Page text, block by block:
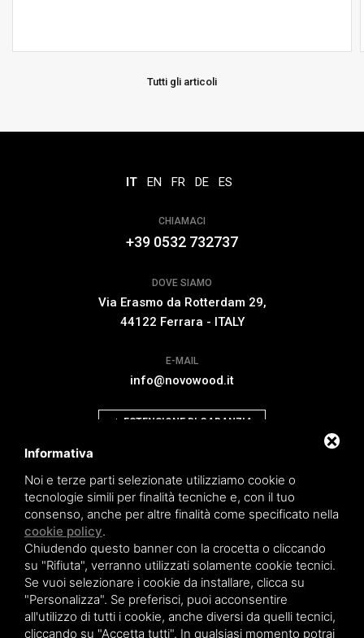
Tutti gli articoli
IT EN FR DE ES
CHIAMACI
+39 0532 732737
DOVE SIAMO
Via Erasmo da Rotterdam 29,
44122 Ferrara - ITALY
E-MAIL
info@novowood.it
ESTENSIONE DI GARANZIA
Novowood by Iperwood srl - Società Benefit a socio unico p.iva.
Condizioni generali di Vendita| Privacy policy|Sitemap
Informativa
Noi e terze parti selezionate utilizziamo cookie o
tecnologie simili per finalità tecniche e, con il tuo
consenso, anche per altre finalità come specificato nella
cookie policy.
Chiudendo questo banner con la crocetta o cliccando
su "Rifiuta", verranno utilizzati solamente cookie tecnici.
Se vuoi selezionare i cookie da installare, clicca su
"Personalizza". Se preferisci, puoi acconsentire
all'utilizzo di tutti i cookie, anche diversi da quelli tecnici,
cliccando su "Accetta tutti". In qualsiasi momento potrai